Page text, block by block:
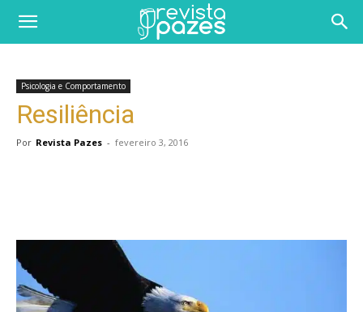
Psicologia e Comportamento
Resiliência
Por Revista Pazes - fevereiro 3, 2016